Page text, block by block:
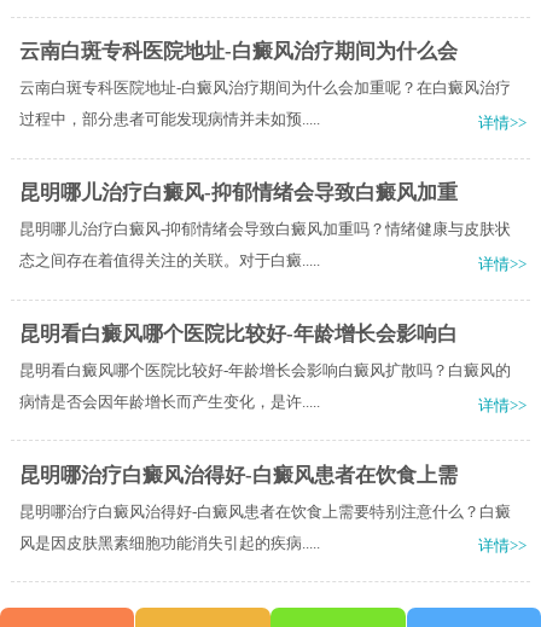
云南白斑专科医院地址-白癜风治疗期间为什么会
云南白斑专科医院地址-白癜风治疗期间为什么会加重呢？在白癜风治疗
过程中，部分患者可能发现病情并未如预.....
详情>>
昆明哪儿治疗白癜风-抑郁情绪会导致白癜风加重
昆明哪儿治疗白癜风-抑郁情绪会导致白癜风加重吗？情绪健康与皮肤状
态之间存在着值得关注的关联。对于白癜.....
详情>>
昆明看白癜风哪个医院比较好-年龄增长会影响白
昆明看白癜风哪个医院比较好-年龄增长会影响白癜风扩散吗？白癜风的
病情是否会因年龄增长而产生变化，是许.....
详情>>
昆明哪治疗白癜风治得好-白癜风患者在饮食上需
昆明哪治疗白癜风治得好-白癜风患者在饮食上需要特别注意什么？白癜
风是因皮肤黑素细胞功能消失引起的疾病.....
详情>>